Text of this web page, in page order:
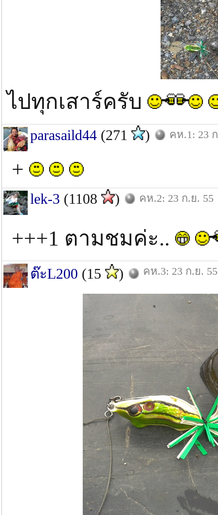
ไปทุกเสาร์ครับ
parasaild44 (271 ) คห.1: 23
+
lek-3 (1108 ) คห.2: 23 ก.ย. 55
+++1 ตามชมค่ะ..
ต๊ะL200 (15 ) คห.3: 23 ก.ย. 55